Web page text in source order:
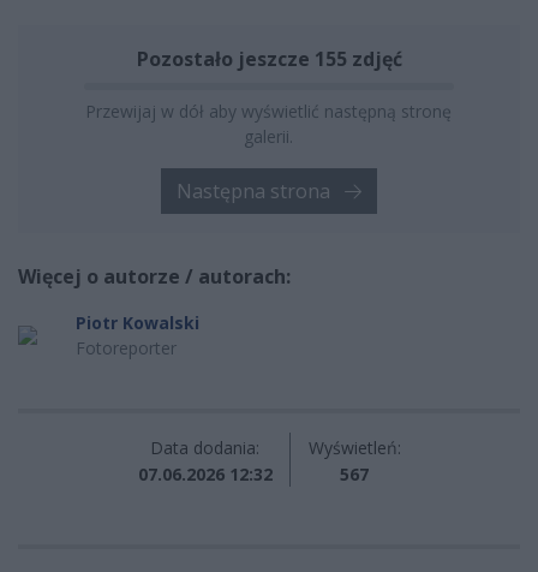
Pozostało jeszcze 155 zdjęć
Przewijaj w dół aby wyświetlić następną stronę
galerii.
Następna strona
Więcej o autorze / autorach:
Piotr Kowalski
Fotoreporter
Data dodania:
07.06.2026 12:32
Wyświetleń:
567